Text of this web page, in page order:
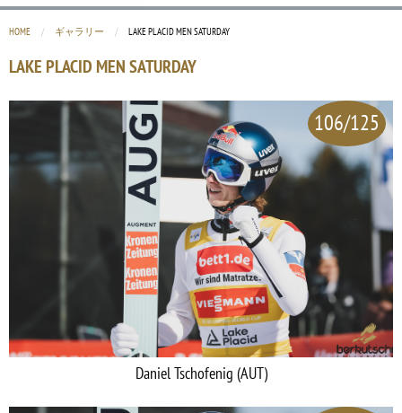
HOME ギャラリー CURRENT:
LAKE PLACID MEN SATURDAY
LAKE PLACID MEN SATURDAY
106/125
Daniel Tschofenig (AUT)